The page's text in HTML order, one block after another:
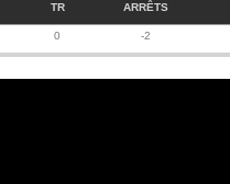
TR ARRÊTS
0 -2